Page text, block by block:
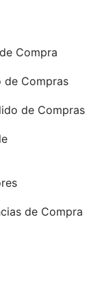
Compra
de Compras
de Compras
de Compra